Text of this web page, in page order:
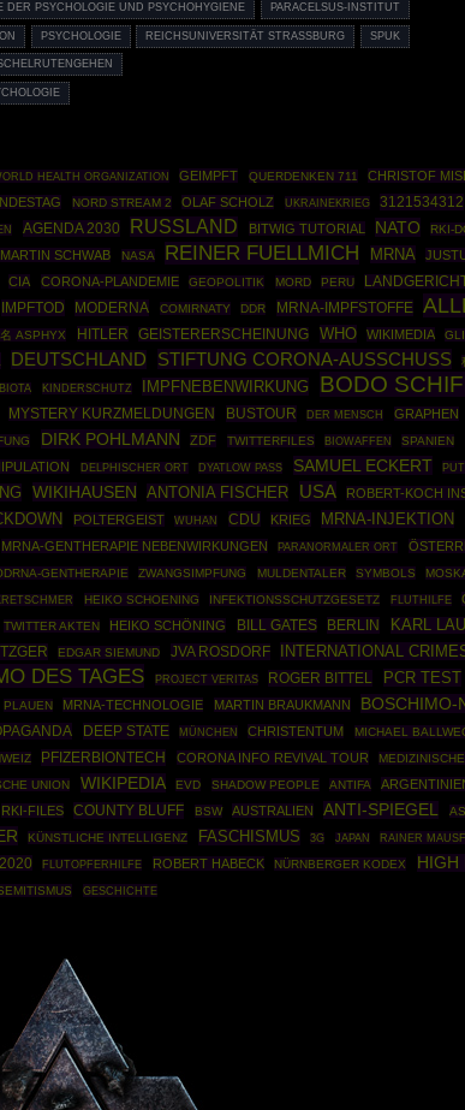
DER PSYCHOLOGIE UND PSYCHOHYGIENE PARACELSUS-INSTITUT
PSYCHOLOGIE REICHSUNIVERSITÄT STRASSBURG SPUK
HEALTH ORGANIZATION GEIMPFT QUERDENKEN 711 CHRISTOF
NORD STREAM 2 OLAF SCHOLZ UKRAINEKRIEG 3121534312
AGENDA 2030 RUSSLAND BITWIG TUTORIAL NATO RKI-
MARTIN SCHWAB NASA REINER FUELLMICH MRNA
CIA CORONA-PLANDEMIE GEOPOLITIK MORD PERU
IMPFTOD MODERNA COMIRNATY DDR MRNA-IMPFSTOFFE
ASPHYX HITLER GEISTERERSCHEINUNG WHO WIKIMEDIA
DEUTSCHLAND STIFTUNG CORONA-AUSSCHUSS
KINDERSCHUTZ IMPFNEBENWIRKUNG BODO
MYSTERY KURZMELDUNGEN BUSTOUR DER MENSCH GRAPHEN
DIRK POHLMANN ZDF TWITTERFILES BIOWAFFEN SPANIEN
DELPHISCHER ORT DYATLOW PASS SAMUEL ECKERT
WIKIHAUSEN ANTONIA FISCHER USA ROBERT-KOCH
POLTERGEIST WUHAN CDU KRIEG MRNA-INJEKTION
MRNA-GENTHERAPIE NEBENWIRKUNGEN PARANORMALER ORT
GENTHERAPIE ZWANGSIMPFUNG MULDENTALER SYMBOLS
HEIKO SCHOENING INFEKTIONSSCHUTZGESETZ FLUTHILFE
TWITTER AKTEN HEIKO SCHÖNING BILL GATES BERLIN KARL
EDGAR SIEMUND JVA ROSDORF INTERNATIONAL
DES TAGES PROJECT VERITAS ROGER BITTEL PCR TEST
PLAUEN MRNA-TECHNOLOGIE MARTIN BRAUKMANN BOSCHIMO-
DEEP STATE MÜNCHEN CHRISTENTUM MICHAEL
PFIZERBIONTECH CORONA INFO REVIVAL TOUR
UNION WIKIPEDIA EVD SHADOW PEOPLE ANTIFA
RKI-FILES COUNTY BLUFF BSW AUSTRALIEN ANTI-SPIEGEL
KÜNSTLICHE INTELLIGENZ FASCHISMUS 3G JAPAN RAINER
FLUTOPFERHILFE ROBERT HABECK NÜRNBERGER KODEX HIGH
GESCHICHTE
Powered By :